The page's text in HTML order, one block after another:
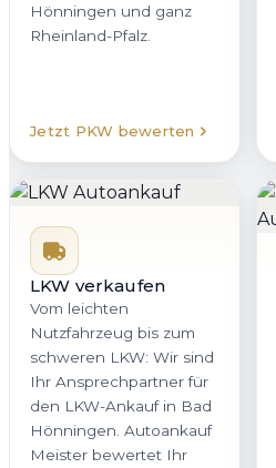
Hönningen und ganz
Rheinland-Pfalz.
Jetzt PKW bewerten
LKW verkaufen
Vom leichten
Nutzfahrzeug bis zum
schweren LKW: Wir sind
Ihr Ansprechpartner für
den LKW-Ankauf in Bad
Hönningen. Autoankauf
Meister bewertet Ihr